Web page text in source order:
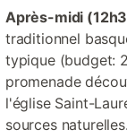
Après-midi
traditionnel
typique (budget:
promenade
l'église Saint-
sources naturelles.